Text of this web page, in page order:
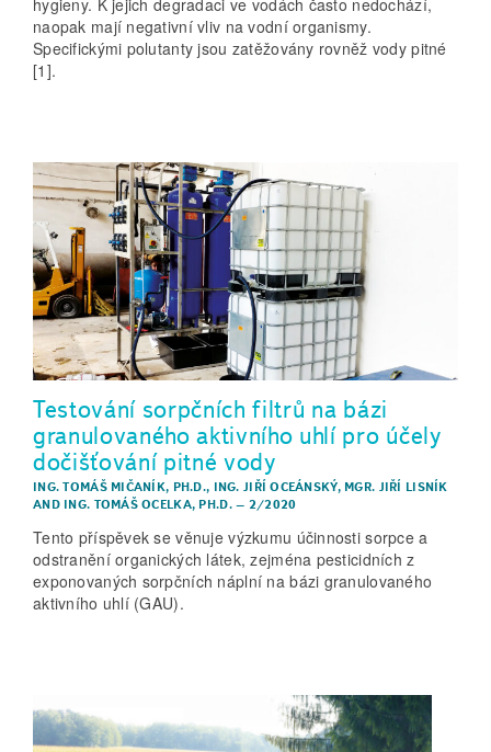
naopak mají negativní vliv na vodní organismy.
Specifickými polutanty jsou zatěžovány rovněž vody pitné
[1].
Testování sorpčních filtrů na bázi
granulovaného aktivního uhlí pro účely
dočišťování pitné vody
ING. TOMÁŠ MIČANÍK, PH.D., ING. JIŘÍ OCEÁNSKÝ, MGR. JIŘÍ LISNÍK
AND ING. TOMÁŠ OCELKA, PH.D.– 2/2020
Tento příspěvek se věnuje výzkumu účinnosti sorpce a
odstranění organických látek, zejména pesticidních z
exponovaných sorpčních náplní na bázi granulovaného
aktivního uhlí (GAU).